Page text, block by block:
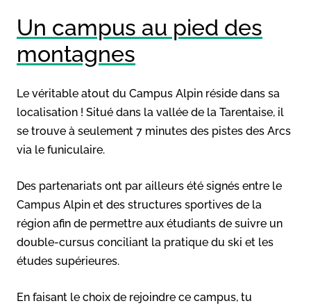
Un campus au pied des
montagnes
Le véritable atout du Campus Alpin réside dans sa
localisation ! Situé dans la vallée de la Tarentaise, il
se trouve à seulement 7 minutes des pistes des Arcs
via le funiculaire.
Des partenariats ont par ailleurs été signés entre le
Campus Alpin et des structures sportives de la
région afin de permettre aux étudiants de suivre un
double-cursus conciliant la pratique du ski et les
études supérieures.
En faisant le choix de rejoindre ce campus, tu